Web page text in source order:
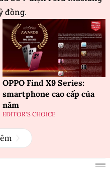
đồng.
OPPO Find X9 Series:
smartphone cao cấp của
năm
EDITOR'S CHOICE